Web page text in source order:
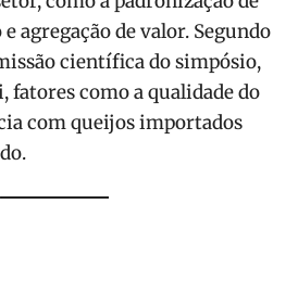
agregação de valor. Segundo
científica do simpósio,
fatores como a qualidade do
com queijos importados